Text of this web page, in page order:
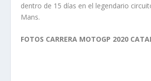
dentro de 15 días en el legendario
Mans.
FOTOS CARRERA MOTOGP 2020